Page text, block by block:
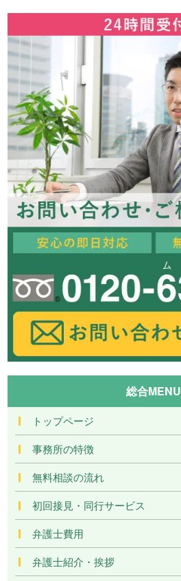
総合MENU
トップページ
事務所の特徴
無料相談の流れ
初回接見・同行サービス
弁護士費用
弁護士紹介・挨拶